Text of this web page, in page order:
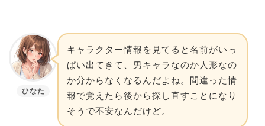
ひなた
キャラクター情報を見てると名前がいっ
ぱい出てきて、男キャラなのか人形なの
か分からなくなるんだよね。間違った情
報で覚えたら後から探し直すことになり
そうで不安なんだけど。